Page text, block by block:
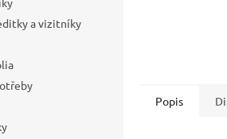
a vizitníky
Popis